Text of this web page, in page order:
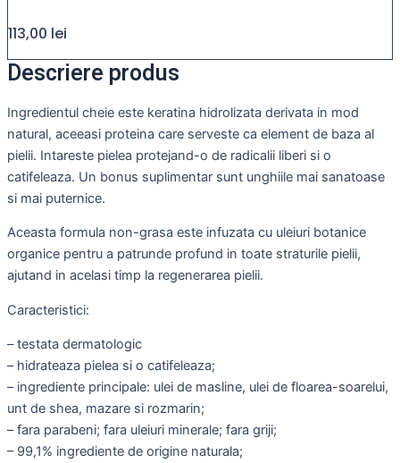
113,00 lei
Descriere produs
Ingredientul cheie este keratina hidrolizata derivata in mod
natural, aceeasi proteina care serveste ca element de baza al
pielii. Intareste pielea protejand-o de radicalii liberi si o
catifeleaza. Un bonus suplimentar sunt unghiile mai sanatoase
si mai puternice.
Aceasta formula non-grasa este infuzata cu uleiuri botanice
organice pentru a patrunde profund in toate straturile pielii,
ajutand in acelasi timp la regenerarea pielii.
Caracteristici:
– testata dermatologic
– hidrateaza pielea si o catifeleaza;
– ingrediente principale: ulei de masline, ulei de floarea-soarelui,
unt de shea, mazare si rozmarin;
– fara parabeni; fara uleiuri minerale; fara griji;
– 99,1% ingrediente de origine naturala;